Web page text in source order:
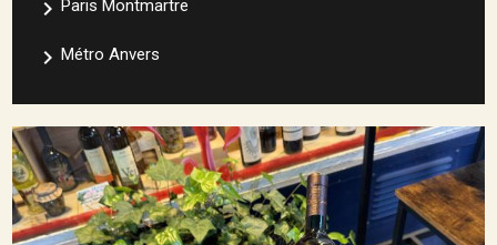
navigate_nextParis Montmartre
navigate_nextMétro Anvers